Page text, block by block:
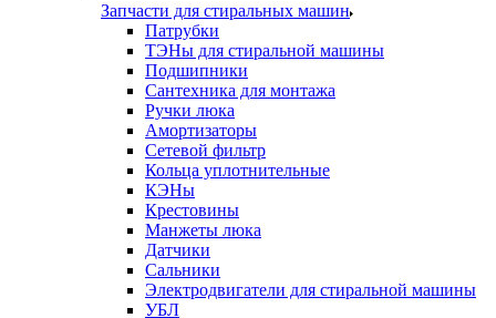
Запчасти для стиральных машин
Патрубки
ТЭНы для стиральной машины
Подшипники
Сантехника для монтажа
Ручки люка
Амортизаторы
Сетевой фильтр
Кольца уплотнительные
КЭНы
Крестовины
Манжеты люка
Датчики
Сальники
Электродвигатели для стиральной машины
УБЛ